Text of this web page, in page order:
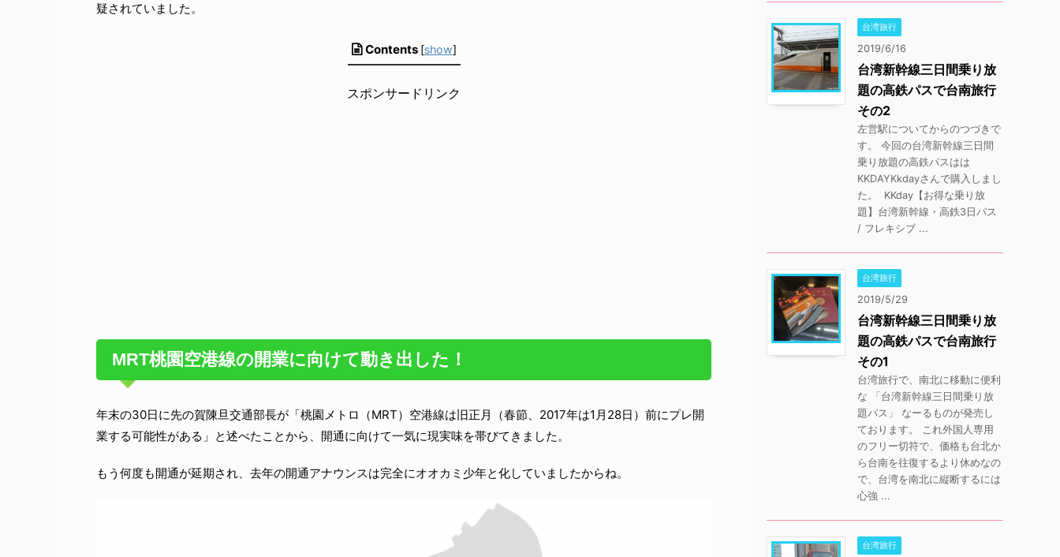
疑されていました。
Contents [show]
スポンサードリンク
MRT桃園空港線の開業に向けて動き出した！
年末の30日に先の賀陳旦交通部長が「桃園メトロ（MRT）空港線は旧正月（春節、2017年は1月28日）前にプレ開
業する可能性がある」と述べたことから、開通に向けて一気に現実味を帯びてきました。
もう何度も開通が延期され、去年の開通アナウンスは完全にオオカミ少年と化していましたからね。
台湾旅行
2019/6/16
台湾新幹線三日間乗り放
題の高鉄パスで台南旅行
その2
左営駅についてからのつづきで
す。 今回の台湾新幹線三日間
乗り放題の高鉄パスはは
KKDAYKkdayさんで購入しまし
た。 KKday【お得な乗り放
題】台湾新幹線・高鉄3日パス
/ フレキシブ ...
台湾旅行
2019/5/29
台湾新幹線三日間乗り放
題の高鉄パスで台南旅行
その1
台湾旅行で、南北に移動に便利
な 「台湾新幹線三日間乗り放
題パス」 なーるものが発売し
ております。 これ外国人専用
のフリー切符で、価格も台北か
ら台南を往復するより休めなの
で、台湾を南北に縦断するには
心強 ...
台湾旅行